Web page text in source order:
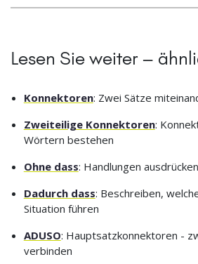
Lesen Sie weiter –
Konnektoren: Zwei Sätze
Zweiteilige Konnektoren:
Wörtern bestehen
Ohne dass: Handlungen
Dadurch dass: Beschreiben,
Situation führen
ADUSO: Hauptsatzkonnektoren -
verbinden